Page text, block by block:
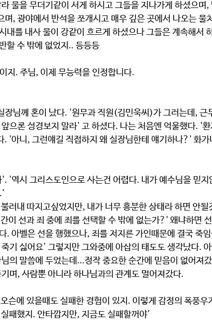
물을 무더기같이 서게 하시고 그들을 지나가게 하셨으며,
며, 광야에서 반석을 쪼개시고 매우 깊은 곳에서 나오는 물
내를 내사 물이 강같이 흐르게 하셨으나 그들은 계속해서
할 수 밖에 없었지.. 등등등
지. 주님, 이제 무능력을 인정합니다.
장님께 혼이 났다. '원무과 직원(김민욱씨)가 그러는데, 근
으론 성경보지 말라' 고 하셨다. 나는 처음엔 억울했다. '
. '아니, 그런얘길 직접하지 왜 실장님한테 얘기하나?' 화
'역시 그리스도인으로 사는건 어렵다. 내가 예수님을 믿지
러내 따지고싶었지만, 내가 너무 흥분한 상태라 하면 안
이 선과 죄 중에 죄를 선택할 수 밖에 없는가?' 왜냐하면
. 아벨은 선을 행했으나, 죄를 저지른 가인때문에 결국 죽
기 싫어요' 그렇지만 그와중에 아삽의 태도도 생각났다.
의 말씀에 두었는데...정작 중요한 순간에 믿음이 없어져
며, 사람뿐 아니라 하나님과의 관계도 멀어져갔다.
슨에 있을때도 실패한 경험이 있지. 이렇게 감정의 폭풍우
패했지. 안타깝지만, 지금도 실패할꺼야'